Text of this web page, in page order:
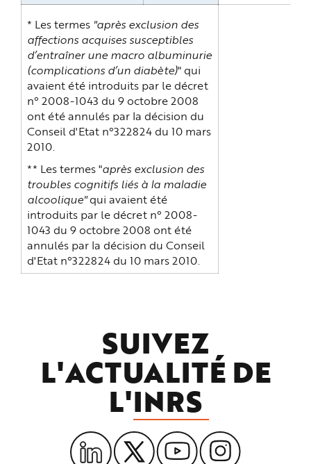
* Les termes"après exclusion des
affections acquises susceptibles
d’entraîner une macro albuminurie
(complications d’un diabète)" qui
avaient été introduits par le décret
n° 2008-1043 du 9 octobre 2008
ont été annulés par la décision du
Conseil d'Etat n°322824 du 10 mars
2010.
** Les termes "après exclusion des
troubles cognitifs liés à la maladie
alcoolique"qui avaient été
introduits par le décret n° 2008-
1043 du 9 octobre 2008 ont été
annulés par la décision du Conseil
d'Etat n°322824 du 10 mars 2010.
SUIVEZ
L'ACTUALITÉ DE
L'INRS